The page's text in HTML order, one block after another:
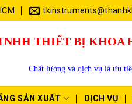
THIẾT BỊ KHOA
Chất lượng và dịch vụ là ưu
SẢN XUẤT DỊCH VỤ